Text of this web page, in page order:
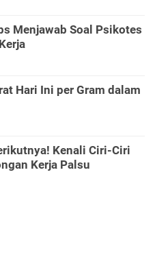
Menjawab Soal Psikotes
Hari Ini per Gram dalam
Kenali Ciri-Ciri
Kerja Palsu